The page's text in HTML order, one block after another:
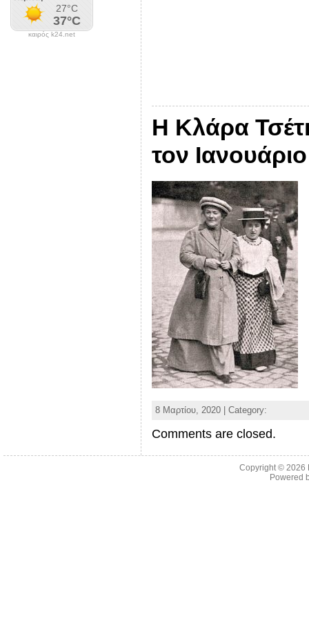
καιρός k24.net
Η Κλάρα
τον
8 Μαρτίου, 2020 | Category:
Comments are closed.
Copyright © 2026
Powered